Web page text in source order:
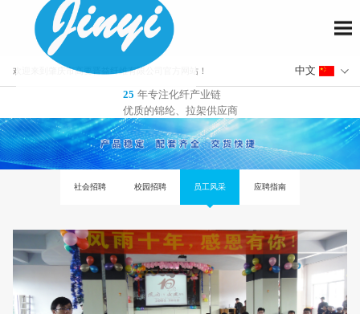
欢迎来到肇庆市高要晋益纤维有限公司官方网站！
25 年专注化纤产业链
优质的锦纶、拉架供应商
社会招聘 校园招聘 员工风采 应聘指南